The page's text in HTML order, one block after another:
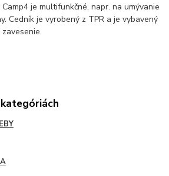
je multifunkčné, napr. na umývanie
Cedník je vyrobený z TPR a je vybavený